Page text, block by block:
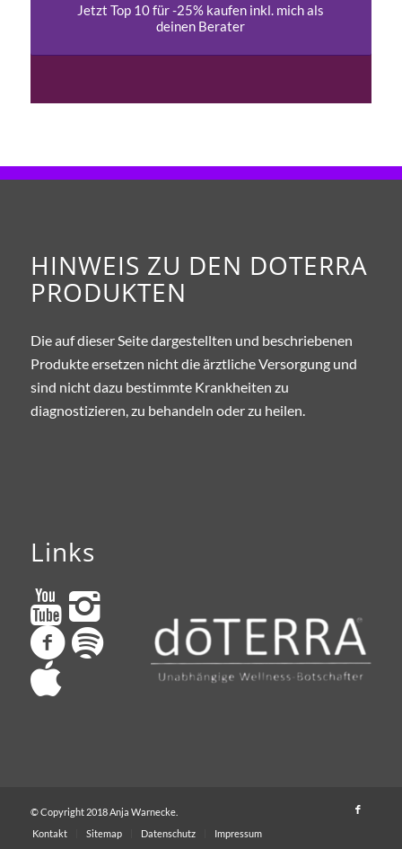
Jetzt Top 10 für -25% kaufen inkl. mich als
deinen Berater
HINWEIS ZU DEN DOTERRA
PRODUKTEN
Die auf dieser Seite dargestellten und beschriebenen
Produkte ersetzen nicht die ärztliche Versorgung und
sind nicht dazu bestimmte Krankheiten zu
diagnostizieren, zu behandeln oder zu heilen.
Links
© Copyright 2018 Anja Warnecke.
Kontakt
Sitemap Datenschutz Impressum